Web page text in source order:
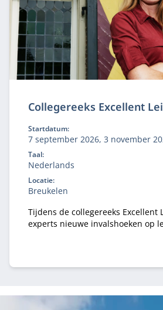
Collegereeks Excellent
Startdatum:
7 september 2026, 3 november
2027, 10 mei 2027
Taal:
Nederlands
Locatie:
Breukelen
Tijdens de collegereeks Excellent
experts nieuwe invalshoeken op